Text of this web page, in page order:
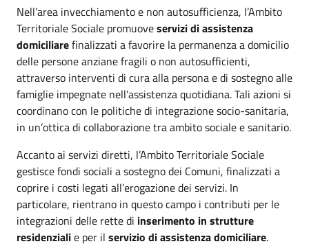
Nell’area invecchiamento e non autosufficienza, l’Ambito
Territoriale Sociale promuoveservizi di assistenza
domiciliarefinalizzati a favorire la permanenza a domicilio
delle persone anziane fragili o non autosufficienti,
attraverso interventi di cura alla persona e di sostegno alle
famiglie impegnate nell’assistenza quotidiana. Tali azioni si
coordinano con le politiche di integrazione socio-sanitaria,
in un’ottica di collaborazione tra ambito sociale e sanitario.
Accanto ai servizi diretti, l’Ambito Territoriale Sociale
gestisce fondi sociali a sostegno dei Comuni, finalizzati a
coprire i costi legati all’erogazione dei servizi. In
particolare, rientrano in questo campo i contributi per le
integrazioni delle rette di inserimento in strutture
residenzialie per il servizio di assistenza domiciliare.